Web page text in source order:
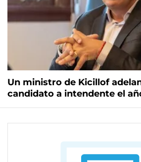
Un ministro de Kicillof
candidato a intendente el